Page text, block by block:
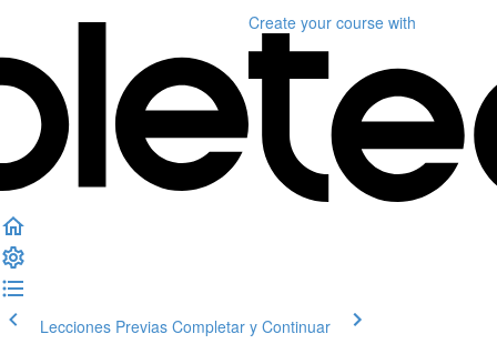
Create your course with
Lecciones Previas Completar y Continuar